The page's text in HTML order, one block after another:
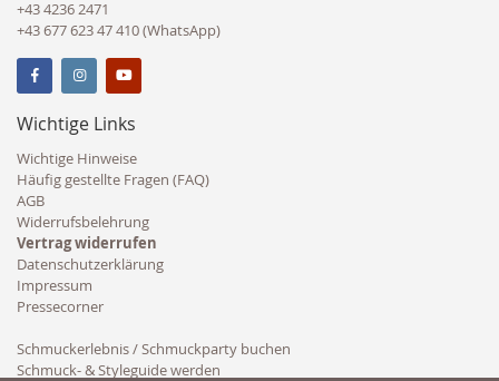
+43 4236 2471
+43 677 623 47 410 (WhatsApp)
Wichtige Links
Wichtige Hinweise
Häufig gestellte Fragen (FAQ)
AGB
Widerrufsbelehrung
Vertrag widerrufen
Datenschutzerklärung
Impressum
Pressecorner
Schmuckerlebnis / Schmuckparty buchen
Schmuck- & Styleguide werden